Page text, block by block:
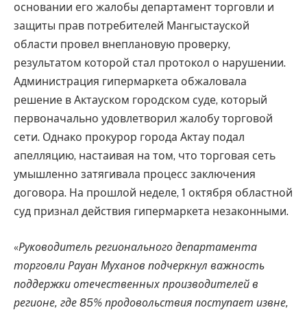
основании его жалобы департамент торговли и
защиты прав потребителей Мангыстауской
области провел внеплановую проверку,
результатом которой стал протокол о нарушении.
Администрация гипермаркета обжаловала
решение в Актауском городском суде, который
первоначально удовлетворил жалобу торговой
сети. Однако прокурор города Актау подал
апелляцию, настаивая на том, что торговая сеть
умышленно затягивала процесс заключения
договора. На прошлой неделе, 1 октября областной
суд признал действия гипермаркета незаконными.
«Руководитель регионального департамента
торговли Рауан Муханов подчеркнул важность
поддержки отечественных производителей в
регионе, где 85% продовольствия поступает извне,